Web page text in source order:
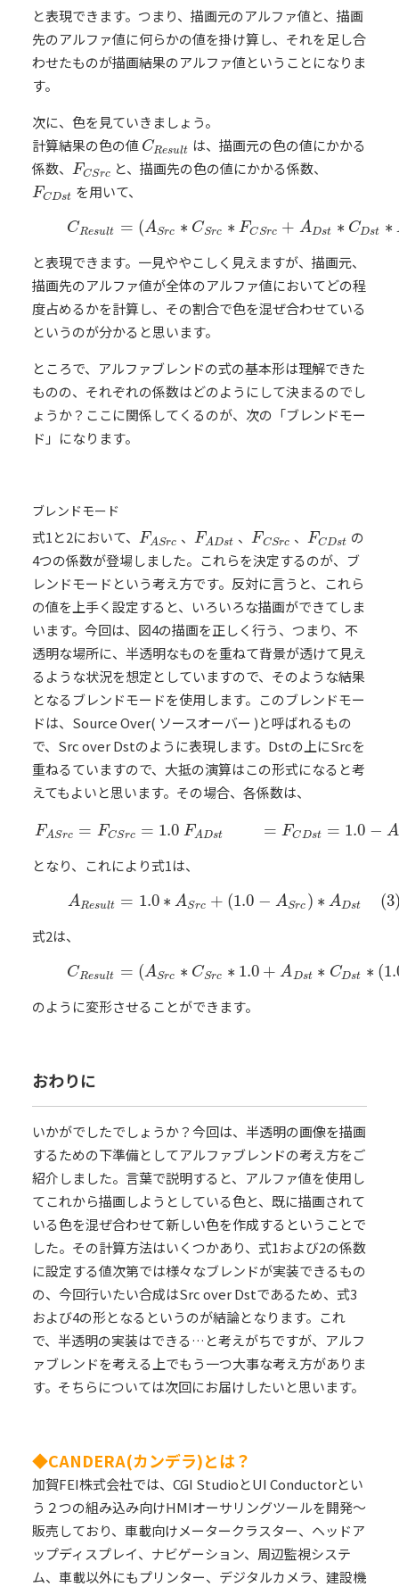
と表現できます。つまり、描画元のアルファ値と、描画
先のアルファ値に何らかの値を掛け算し、それを足し合
わせたものが描画結果のアルファ値ということになりま
す。
次に、色を見ていきましょう。
計算結果の色の値 CResult
CResult は、描画元の色の値にかかる
係数、 FCSrc
FCSrc と、描画先の色の値にかかる係数、
FCDst
FCDst を用いて、
CResult = (ASrc ∗ CSrc ∗ FCSrc + ADst ∗ CDst ∗
(2)C Re sult=(A S rc∗CSrc∗FCS rc+ ADst∗C Dst∗ FC
と表現できます。一見ややこしく見えますが、描画元、
描画先のアルファ値が全体のアルファ値においてどの程
度占めるかを計算し、その割合で色を混ぜ合わせている
というのが分かると思います。
ところで、アルファブレンドの式の基本形は理解できた
ものの、それぞれの係数はどのようにして決まるのでし
ょうか？ここに関係してくるのが、次の「ブレンドモー
ド」になります。
ブレンドモード
式1と2において、 FASrc
FASrc 、 FADst
FADst 、 FCSrc
FCSrc 、 FCDst
FCDst の
4つの係数が登場しました。これらを決定するのが、ブ
レンドモードという考え方です。反対に言うと、これら
の値を上手く設定すると、いろいろな描画ができてしま
います。今回は、図4の描画を正しく行う、つまり、不
透明な場所に、半透明なものを重ねて背景が透けて見え
るような状況を想定としていますので、そのような結果
となるブレンドモードを使用します。このブレンドモー
ドは、Source Over( ソースオーバー )と呼ばれるもの
で、Src over Dstのように表現します。Dstの上にSrcを
重ねるていますので、大抵の演算はこの形式になると考
えてもよいと思います。その場合、各係数は、
FASrc = FCSrc = 1.0 FADst = FCDst = 1.0 − A
FASrc =FCSrc =1.0FA CD st=1.0− AS c
となり、これにより式1は、
AResult = 1.0 ∗ ASrc + (1.0 − ASrc ) ∗ ADst
(3)A Re sult =1.0∗ASrc +(1.0 −A Src)∗A D st
式2は、
CResult = (ASrc ∗ CSrc ∗ 1.0 + ADst ∗ CDst ∗ (
(4) CR esult= (A Src∗ CSrc∗1.0+ADs t∗CDst ∗( 1.0
のように変形させることができます。
おわりに
いかがでしたでしょうか？今回は、半透明の画像を描画
するための下準備としてアルファブレンドの考え方をご
紹介しました。言葉で説明すると、アルファ値を使用し
てこれから描画しようとしている色と、既に描画されて
いる色を混ぜ合わせて新しい色を作成するということで
した。その計算方法はいくつかあり、式1および2の係数
に設定する値次第では様々なブレンドが実装できるもの
の、今回行いたい合成はSrc over Dstであるため、式3
および4の形となるというのが結論となります。これ
で、半透明の実装はできる…と考えがちですが、アルフ
ァブレンドを考える上でもう一つ大事な考え方がありま
す。そちらについては次回にお届けしたいと思います。
◆CANDERA(カンデラ)とは？
加賀FEI株式会社では、CGI StudioとUI Conductorとい
う２つの組み込み向けHMIオーサリングツールを開発～
販売しており、車載向けメータークラスター、ヘッドア
ップディスプレイ、ナビゲーション、周辺監視システ
ム、車載以外にもプリンター、デジタルカメラ、建設機